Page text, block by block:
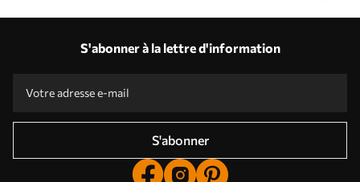
S'abonner à la lettre d'information
S'abonner